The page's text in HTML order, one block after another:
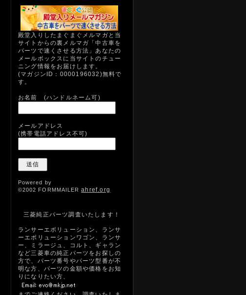
殿堂入りしたまぐまぐメルマガと当
サイトからの裏メルマガ「中古車を
パーツで速くさせる方法」あなたの
メールボックスに当サイトのチュー
ニング情報をお届けします。
(マガジンID：0000196032)無料で
す。
お名前 (ハンドルネーム可)
メールアドレス
(携帯電話アドレス不可)
Powered by
©2002 FORMMAILERahref.org
三菱純正パーツ調査いたします！
ランサーエボリューション、ランサ
ーエボリューションワゴン、ランサ
ー、ミラージュ、コルト、ギャラン
など三菱車の純正パーツをお探しの
方で、パーツ番号やパーツ型番が不
明な方、パーツの金額や価格をお知
りになりたい方、